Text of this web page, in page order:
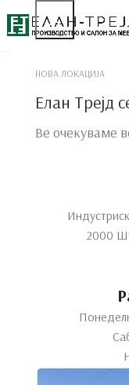
НОВА ЛОКАЦИЈА
Елан Трејд
Ве очекуваме
2000